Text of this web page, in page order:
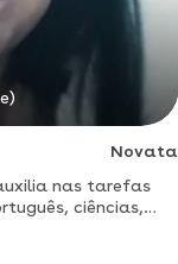
Novata
nas tarefas
ciências,